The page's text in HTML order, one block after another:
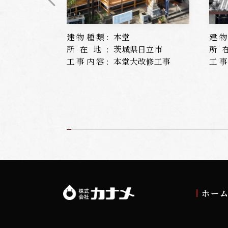
建物種類: 本堂
所在地: 茨城県日立市
工事内容: 本堂大改修工事
建
所
工
ホー